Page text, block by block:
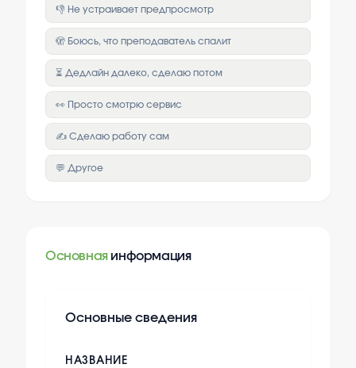
👎 Не устраивает предпросмотр
🫣 Боюсь, что преподаватель спалит
⏳ Дедлайн далеко, сделаю потом
👀 Просто смотрю сервис
✍️ Сделаю работу сам
💬 Другое
Основная информация
Основные сведения
НАЗВАНИЕ